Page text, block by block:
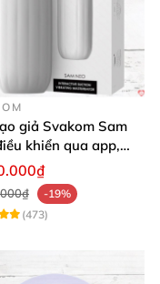
giả Svakom Sam
khiển qua app,
tương tác, trải
thực tế
-19%
(473)